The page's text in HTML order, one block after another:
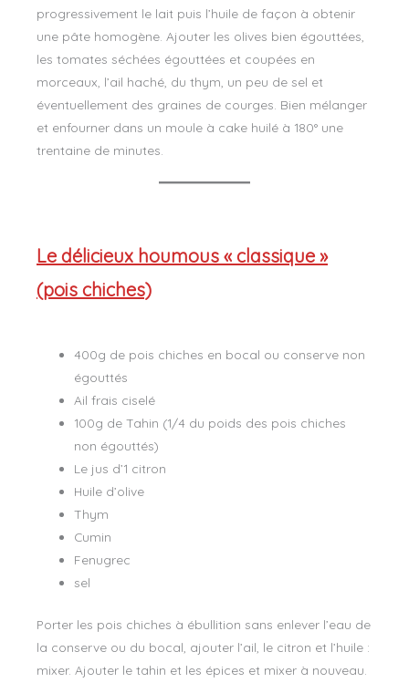
progressivement le lait puis l’huile de façon à obtenir
une pâte homogène. Ajouter les olives bien égouttées,
les tomates séchées égouttées et coupées en
morceaux, l’ail haché, du thym, un peu de sel et
éventuellement des graines de courges. Bien mélanger
et enfourner dans un moule à cake huilé à 180° une
trentaine de minutes.
Le délicieux houmous « classique »
(pois chiches)
400g de pois chiches en bocal ou conserve non
égouttés
Ail frais ciselé
100g de Tahin (1/4 du poids des pois chiches
non égouttés)
Le jus d’1 citron
Huile d’olive
Thym
Cumin
Fenugrec
sel
Porter les pois chiches à ébullition sans enlever l’eau de
la conserve ou du bocal, ajouter l’ail, le citron et l’huile :
mixer. Ajouter le tahin et les épices et mixer à nouveau.